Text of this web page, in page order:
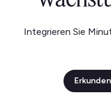
Integrieren Sie